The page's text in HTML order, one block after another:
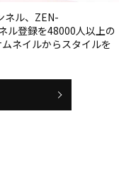
ネル、ZEN-
ル登録を48000人以上の
ネイルからスタイルを